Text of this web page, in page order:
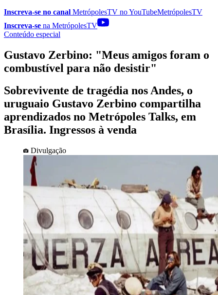
Inscreva-se no canal MetrópolesTV noYouTubeMetrópolesTV
Inscreva-se na MetrópolesTV
Conteúdo especial
Gustavo Zerbino: "Meus amigos foram o
combustível para não desistir"
Sobrevivente de tragédia nos Andes, o
uruguaio Gustavo Zerbino compartilha
aprendizados no Metrópoles Talks, em
Brasília. Ingressos à venda
Divulgação